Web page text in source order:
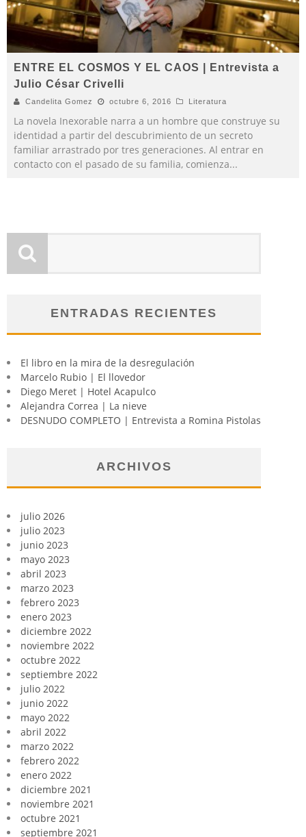
ENTRE EL COSMOS Y EL CAOS | Entrevista a
Julio César Crivelli
Candelita Gomez octubre 6, 2016 Literatura
La novela Inexorable narra a un hombre que construye su
identidad a partir del descubrimiento de un secreto
familiar arrastrado por tres generaciones. Al entrar en
contacto con el pasado de su familia, comienza...
ENTRADAS RECIENTES
El libro en la mira de la desregulación
Marcelo Rubio | El llovedor
Diego Meret | Hotel Acapulco
Alejandra Correa | La nieve
DESNUDO COMPLETO | Entrevista a Romina Pistolas
ARCHIVOS
julio 2026
julio 2023
junio 2023
mayo 2023
abril 2023
marzo 2023
febrero 2023
enero 2023
diciembre 2022
noviembre 2022
octubre 2022
septiembre 2022
julio 2022
junio 2022
mayo 2022
abril 2022
marzo 2022
febrero 2022
enero 2022
diciembre 2021
noviembre 2021
octubre 2021
septiembre 2021